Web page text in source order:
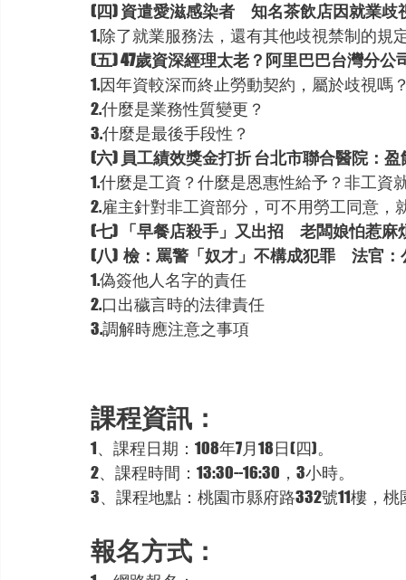
(四) 資遣愛滋感染者　知名茶飲店因就業歧
1.除了就業服務法，還有其他歧視禁制的規
(五) 47歲資深經理太老？阿里巴巴台灣分公
1.因年資較深而終止勞動契約，屬於歧視嗎
2.什麼是業務性質變更？
3.什麼是最後手段性？
(六) 員工績效獎金打折 台北市聯合醫院：盈
1.什麼是工資？什麼是恩惠性給予？非工資
2.雇主針對非工資部分，可不用勞工同意，
(七) 「早餐店殺手」又出招　老闆娘怕惹麻
(八) 檢：罵警「奴才」不構成犯罪　法官
1.偽簽他人名字的責任
2.口出穢言時的法律責任
3.調解時應注意之事項
課程資訊：
1、課程日期：108年7月18日(四)。
2、課程時間：13:30--16:30，3小時。
3、課程地點：桃園市縣府路332號11樓，
報名方式：